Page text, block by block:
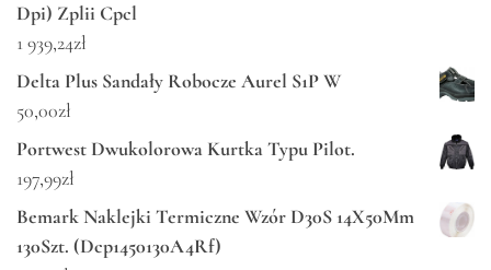
Dpi) Zplii Cpcl
1 939,24zł
Delta Plus Sandały Robocze Aurel S1P W
50,00zł
Portwest Dwukolorowa Kurtka Typu Pilot.
197,99zł
Bemark Naklejki Termiczne Wzór D30S 14X50Mm
130Szt. (Dcp1450130A4Rf)